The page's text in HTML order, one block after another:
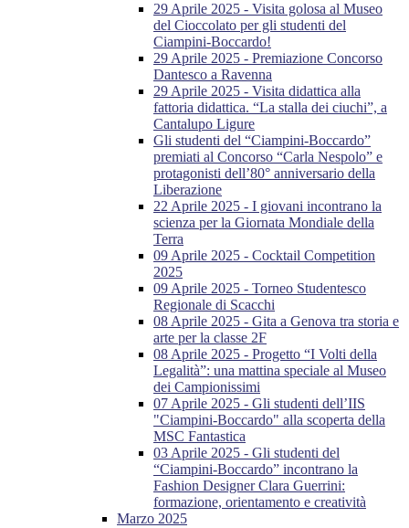
29 Aprile 2025 - Visita golosa al Museo
del Cioccolato per gli studenti del
Ciampini-Boccardo!
29 Aprile 2025 - Premiazione Concorso
Dantesco a Ravenna
29 Aprile 2025 - Visita didattica alla
fattoria didattica. “La stalla dei ciuchi”, a
Cantalupo Ligure
Gli studenti del “Ciampini-Boccardo”
premiati al Concorso “Carla Nespolo” e
protagonisti dell’80° anniversario della
Liberazione
22 Aprile 2025 - I giovani incontrano la
scienza per la Giornata Mondiale della
Terra
09 Aprile 2025 - Cocktail Competition
2025
09 Aprile 2025 - Torneo Studentesco
Regionale di Scacchi
08 Aprile 2025 - Gita a Genova tra storia e
arte per la classe 2F
08 Aprile 2025 - Progetto “I Volti della
Legalità”: una mattina speciale al Museo
dei Campionissimi
07 Aprile 2025 - Gli studenti dell’IIS
"Ciampini-Boccardo" alla scoperta della
MSC Fantastica
03 Aprile 2025 - Gli studenti del
“Ciampini-Boccardo” incontrano la
Fashion Designer Clara Guerrini:
formazione, orientamento e creatività
Marzo 2025